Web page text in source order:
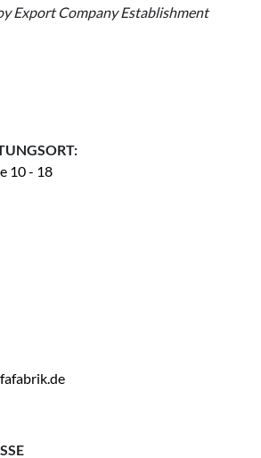
Export Company Establishment
10 - 18